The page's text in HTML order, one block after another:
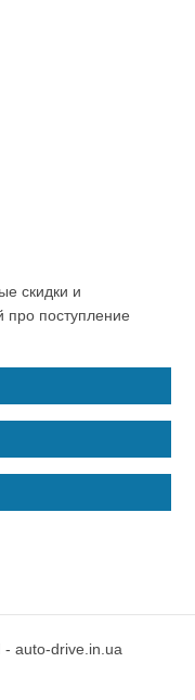
скидки и
про поступление
- auto-drive.in.ua